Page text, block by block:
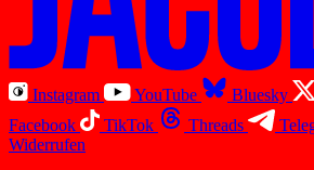
Instagram YouTube Bluesky
Facebook
TikTok Threads
Widerrufen